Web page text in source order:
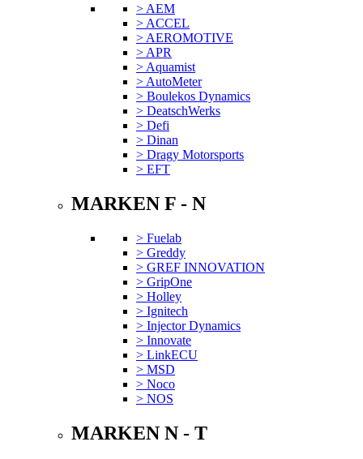
> AEM
> ACCEL
> AEROMOTIVE
> APR
> Aquamist
> AutoMeter
> Boulekos Dynamics
> DeatschWerks
> Defi
> Dinan
> Dragy Motorsports
> EFT
MARKEN F - N
> Fuelab
> Greddy
> GREF INNOVATION
> GripOne
> Holley
> Ignitech
> Injector Dynamics
> Innovate
> LinkECU
> MSD
> Noco
> NOS
MARKEN N - T